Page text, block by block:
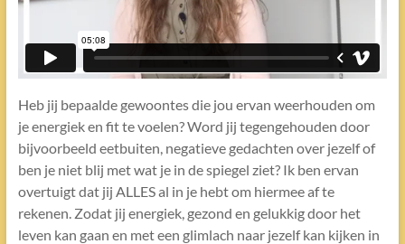
Heb jij bepaalde gewoontes die jou ervan weerhouden om
je energiek en fit te voelen? Word jij tegengehouden door
bijvoorbeeld eetbuiten, negatieve gedachten over jezelf of
ben je niet blij met wat je in de spiegel ziet? Ik ben ervan
overtuigt dat jij ALLES al in je hebt om hiermee af te
rekenen. Zodat jij energiek, gezond en gelukkig door het
leven kan gaan en met een glimlach naar jezelf kan kijken in